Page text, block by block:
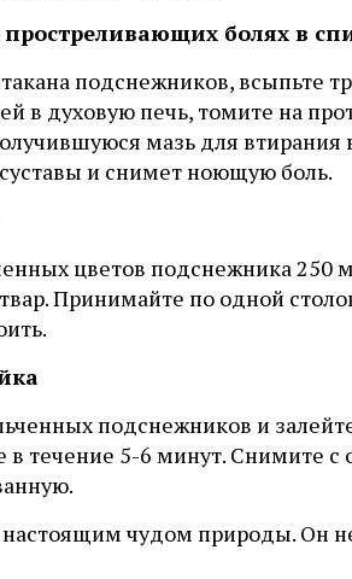
болях в
подснежников, всыпьте
в духовую печь, томите на
мазь для втирания
и снимет ноющую боль.
цветов подснежника 250
Принимайте по одной
подснежников и
течение 5-6 минут. Снимите с
чудом природы. Он